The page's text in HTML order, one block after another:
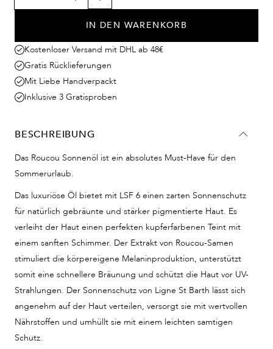
IN DEN WARENKORB
Kostenloser Versand mit DHL ab 48€
Gratis Rücklieferungen
Mit Liebe Handverpackt
Inklusive 3 Gratisproben
BESCHREIBUNG
Das Roucou Sonnenöl ist ein absolutes Must-Have für den
Sommerurlaub.
Das luxuriöse Öl bietet mit LSF 6 einen zarten Sonnenschutz
für natürlich gebräunte und stärker pigmentierte Haut. Es
verleiht der Haut einen perfekten kupferfarbenen Teint mit
einem sanften Schimmer. Der Extrakt von Roucou-Samen
stimuliert die körpereigene Melaninproduktion, unterstützt
somit eine schnellere Bräunung und schützt die Haut vor UV-
Strahlungen. Der Sonnenschutz von Ligne St Barth lässt sich
angenehm auf der Haut verteilen, versorgt sie mit wertvollen
Nährstoffen und umhüllt sie mit einem leichten samtigen
Schutz.